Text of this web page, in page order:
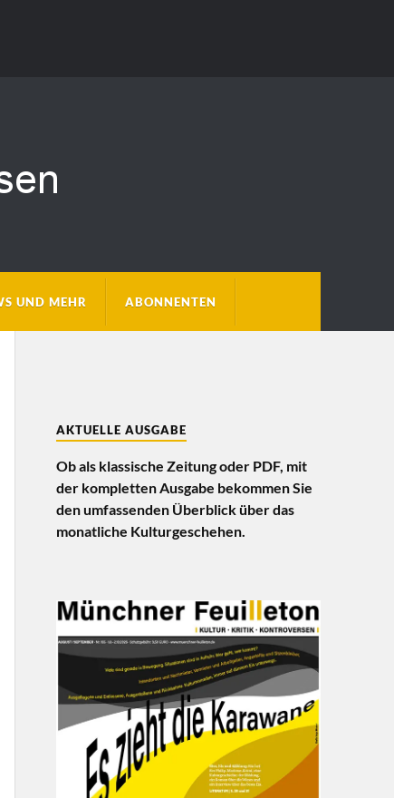
UND MEHR ABONNENTEN
AKTUELLE AUSGABE
Ob als klassische Zeitung oder PDF, mit
der kompletten Ausgabe bekommen Sie
den umfassenden Überblick über das
monatliche Kulturgeschehen.